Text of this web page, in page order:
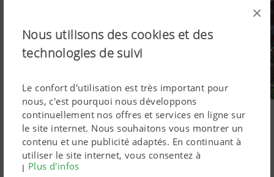
×
Nous utilisons des cookies et des
technologies de suivi
Le confort d'utilisation est très important pour
nous, c'est pourquoi nous développons
continuellement nos offres et services en ligne sur
le site internet. Nous souhaitons vous montrer un
contenu et une publicité adaptés. En continuant à
utiliser le site internet, vous consentez à
l'utilisation de cookies techniquement nécessaires.
Plus d'infos
POETTINGER Australia Pty. Ltd.
11 Efficient Drive
TRUGANINA VIC 3029
Australia